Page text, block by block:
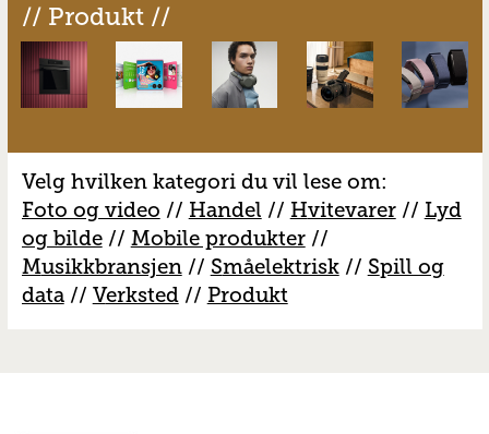
// Produkt //
Velg hvilken kategori du vil lese om:
Foto og video // Handel // Hvitevarer// Lyd
og bilde// Mobile produkter//
Musikkbransjen// Småelektrisk// Spill og
data// Verksted// Produkt